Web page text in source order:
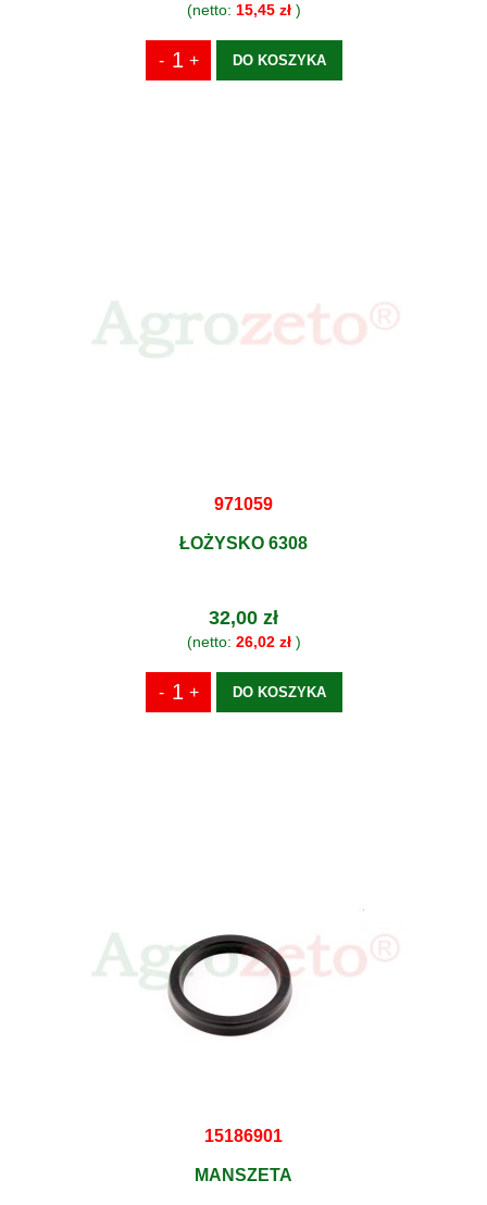
(netto: 15,45 zł)
DO KOSZYKA
971059
ŁOŻYSKO 6308
32,00 zł
(netto: 26,02 zł)
DO KOSZYKA
15186901
MANSZETA